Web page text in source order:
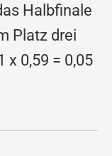
Halbfinale
Platz drei
x 0,59 = 0,05